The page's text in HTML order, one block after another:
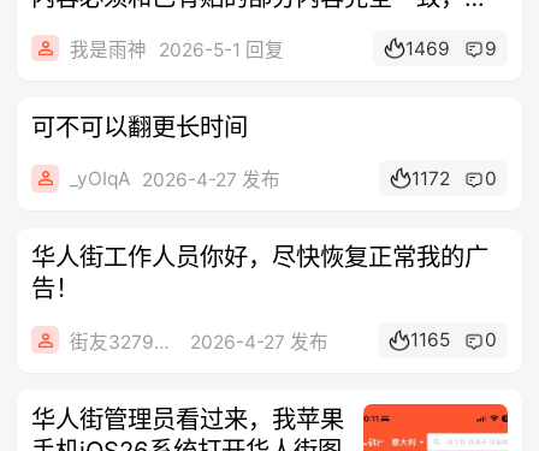
间隔
我是雨神 2026-5-1 回复 1469 9
可不可以翻更长时间
_yOIqA 2026-4-27 发布 1172 0
华人街工作人员你好，尽快恢复正常我的广
告！
街友32790849 2026-4-27 发布 1165 0
华人街管理员看过来，我苹果